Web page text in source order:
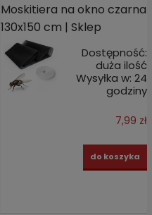
Moskitiera na okno czarna
130x150 cm | Sklep
Dostępność:
duża ilość
Wysyłka w: 24
godziny
7,99 zł
do koszyka